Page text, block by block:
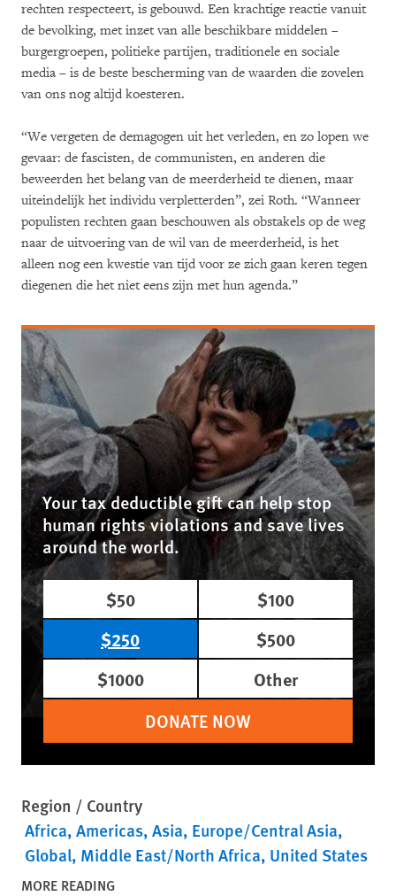
rechten respecteert, is gebouwd. Een krachtige reactie vanuit
de bevolking, met inzet van alle beschikbare middelen –
burgergroepen, politieke partijen, traditionele en sociale
media – is de beste bescherming van de waarden die zovelen
van ons nog altijd koesteren.
“We vergeten de demagogen uit het verleden, en zo lopen we
gevaar: de fascisten, de communisten, en anderen die
beweerden het belang van de meerderheid te dienen, maar
uiteindelijk het individu verpletterden”, zei Roth. “Wanneer
populisten rechten gaan beschouwen als obstakels op de weg
naar de uitvoering van de wil van de meerderheid, is het
alleen nog een kwestie van tijd voor ze zich gaan keren tegen
diegenen die het niet eens zijn met hun agenda.”
Your tax deductible gift can help stop
human rights violations and save lives
around the world.
$50
$100
$250
$500
$1000
Other
DONATE NOW
Region / Country
Africa Americas Asia Europe/Central Asia
Global Middle East/North Africa United States
MORE READING